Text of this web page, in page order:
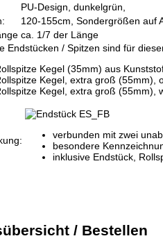
PU-Design, dunkelgrün,
120-155cm, Sondergrößen auf
ca. 1/7 der Länge
Endstücken / Spitzen sind für
Kegel (35mm) aus
Kegel, extra groß (55mm),
Kegel, extra groß (55mm),
verbunden mit zwei
besondere
inklusive Endstück,
/ Bestellen
sind Eigentum der
Computer Technik,
- Haftung für Links hat das
verantworten hat. Dieses
ausdrücklich von allen
alle auf unserer Homepage
zur Online-Streitbeilegung
Mailadresse lautet:
Urheberrechte
Funktionalität bieten zu
functionality.